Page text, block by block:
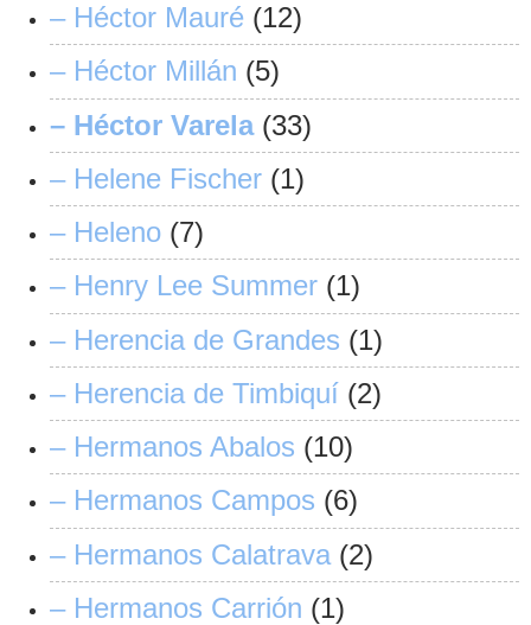
– Héctor Mauré (12)
– Héctor Millán (5)
– Héctor Varela (33)
– Helene Fischer (1)
– Heleno (7)
– Henry Lee Summer (1)
– Herencia de Grandes (1)
– Herencia de Timbiquí (2)
– Hermanos Abalos (10)
– Hermanos Campos (6)
– Hermanos Calatrava (2)
– Hermanos Carrión (1)